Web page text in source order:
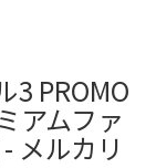
PROMO
アムファ
メルカリ